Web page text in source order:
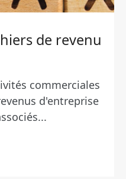
de revenu
commerciales
d'entreprise